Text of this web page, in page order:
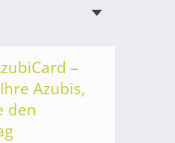
–
Azubis,
den